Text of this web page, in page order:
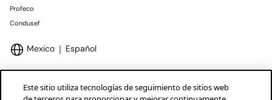
Profeco
Condusef
Mexico Español
Este sitio utiliza tecnologías de seguimiento de sitios web